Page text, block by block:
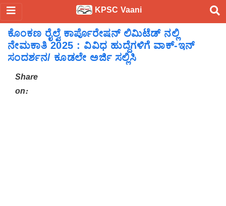
KPSC Vaani
ಕೊಂಕಣ ರೈಲ್ವೆ ಕಾರ್ಪೊರೇಷನ್ ಲಿಮಿಟೆಡ್ ನಲ್ಲಿ
ನೇಮಕಾತಿ 2025 : ವಿವಿಧ ಹುದ್ದೆಗಳಿಗೆ ವಾಕ್-ಇನ್
ಸಂದರ್ಶನ/ ಕೂಡಲೇ ಅರ್ಜಿ ಸಲ್ಲಿಸಿ
Share
on: